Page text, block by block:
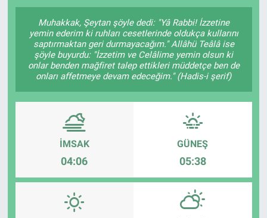
Muhakkak, Şeytan şöyle dedi: "Yâ Rabbi! İzzetine
yemin ederim ki ruhları cesetlerinde oldukça kullarını
saptırmaktan geri durmayacağım." Allâhü Teâlâ ise
şöyle buyurdu: "İzzetim ve Celâlime yemin olsun ki
onlar benden mağfiret talep ettikleri müddetçe ben de
onları affetmeye devam edeceğim." (Hadis-i şerif)
İMSAK
04:06
GÜNEŞ
05:38